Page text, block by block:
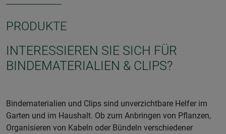
PRODUKTE
INTERESSIEREN SIE SICH FÜR
BINDEMATERIALIEN & CLIPS?
Bindematerialien und Clips sind unverzichtbare Helfer im
Garten und im Haushalt. Ob zum Anbringen von Pflanzen,
Organisieren von Kabeln oder Bündeln verschiedener